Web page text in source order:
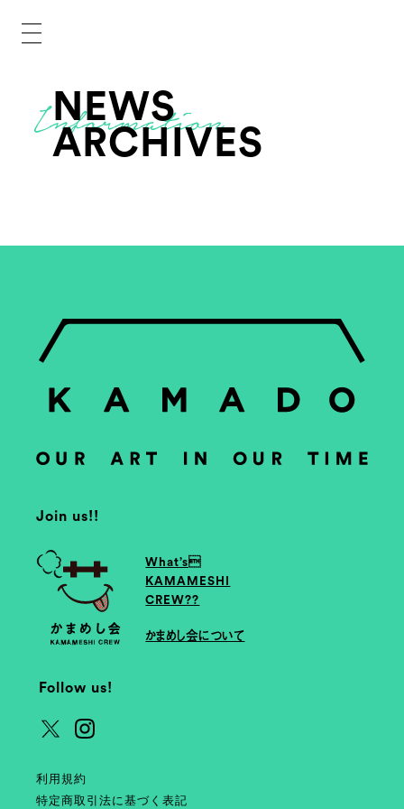
NEWS
ARCHIVES
Join us!!
What’s
KAMAMESHI
CREW??
かまめし会について
Follow us!
利用規約
特定商取引法に基づく表記